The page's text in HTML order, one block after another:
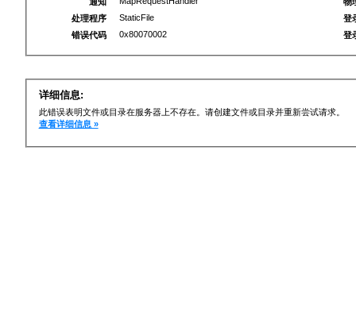
处理程序
StaticFile
错误代码
0x80070002
登
登
详细信息:
此错误表明文件或目录在服务器上不存在。请创建文件或目录并重新尝试请求。
查看详细信息 »